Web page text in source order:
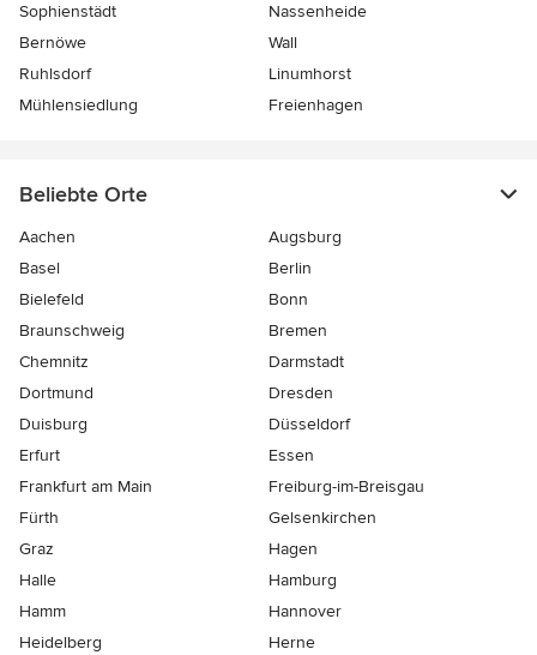
Sophienstädt
Nassenheide
Bernöwe
Wall
Ruhlsdorf
Linumhorst
Mühlensiedlung
Freienhagen
Beliebte Orte
Aachen
Augsburg
Basel
Berlin
Bielefeld
Bonn
Braunschweig
Bremen
Chemnitz
Darmstadt
Dortmund
Dresden
Duisburg
Düsseldorf
Erfurt
Essen
Frankfurt am Main
Freiburg-im-Breisgau
Fürth
Gelsenkirchen
Graz
Hagen
Halle
Hamburg
Hamm
Hannover
Heidelberg
Herne